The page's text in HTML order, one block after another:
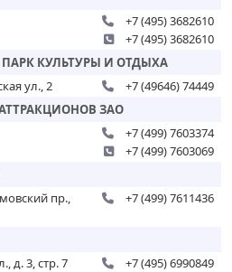
+7 (495) 3682610
+7 (495) 3682610
КУЛЬТУРЫ И ОТДЫХА
ул., 2
+7 (49646) 74449
ЗАО
+7 (499) 7603374
+7 (499) 7603069
пр.,
+7 (499) 7611436
д. 3, стр. 7
+7 (495) 6990849